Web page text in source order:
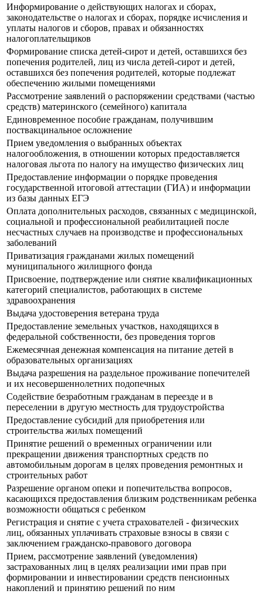
Информирование о действующих налогах и сборах,
законодательстве о налогах и сборах, порядке исчисления и
уплаты налогов и сборов, правах и обязанностях
налогоплательщиков
Формирование списка детей-сирот и детей, оставшихся без
попечения родителей, лиц из числа детей-сирот и детей,
оставшихся без попечения родителей, которые подлежат
обеспечению жилыми помещениями
Рассмотрение заявлений о распоряжении средствами (частью
средств) материнского (семейного) капитала
Единовременное пособие гражданам, получившим
поствакцинальное осложнение
Прием уведомления о выбранных объектах
налогообложения, в отношении которых предоставляется
налоговая льгота по налогу на имущество физических лиц
Предоставление информации о порядке проведения
государственной итоговой аттестации (ГИА) и информации
из базы данных ЕГЭ
Оплата дополнительных расходов, связанных с медицинской,
социальной и профессиональной реабилитацией после
несчастных случаев на производстве и профессиональных
заболеваний
Приватизация гражданами жилых помещений
муниципального жилищного фонда
Присвоение, подтверждение или снятие квалификационных
категорий специалистов, работающих в системе
здравоохранения
Выдача удостоверения ветерана труда
Предоставление земельных участков, находящихся в
федеральной собственности, без проведения торгов
Ежемесячная денежная компенсация на питание детей в
образовательных организациях
Выдача разрешения на раздельное проживание попечителей
и их несовершеннолетних подопечных
Содействие безработным гражданам в переезде и в
переселении в другую местность для трудоустройства
Предоставление субсидий для приобретения или
строительства жилых помещений
Принятие решений о временных ограничении или
прекращении движения транспортных средств по
автомобильным дорогам в целях проведения ремонтных и
строительных работ
Разрешение органом опеки и попечительства вопросов,
касающихся предоставления близким родственникам ребенка
возможности общаться с ребенком
Регистрация и снятие с учета страхователей - физических
лиц, обязанных уплачивать страховые взносы в связи с
заключением гражданско-правового договора
Прием, рассмотрение заявлений (уведомления)
застрахованных лиц в целях реализации ими прав при
формировании и инвестировании средств пенсионных
накоплений и принятию решений по ним